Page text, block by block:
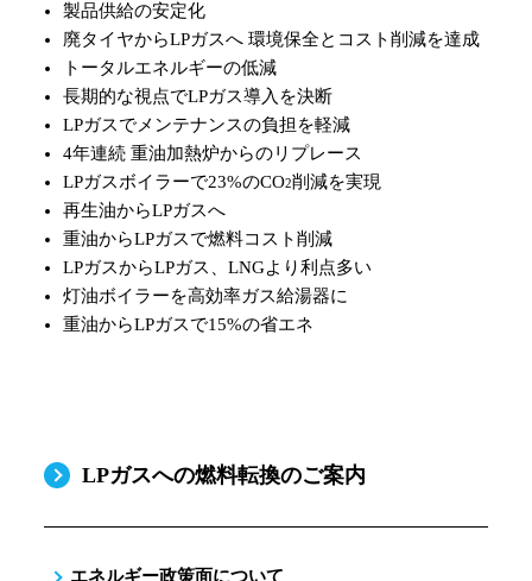
製品供給の安定化
廃タイヤからLPガスへ 環境保全とコスト削減を達成
トータルエネルギーの低減
長期的な視点でLPガス導入を決断
LPガスでメンテナンスの負担を軽減
4年連続 重油加熱炉からのリプレース
LPガスボイラーで23%のCO2削減を実現
再生油からLPガスへ
重油からLPガスで燃料コスト削減
LPガスからLPガス、LNGより利点多い
灯油ボイラーを高効率ガス給湯器に
重油からLPガスで15%の省エネ
LPガスへの燃料転換のご案内
エネルギー政策面について